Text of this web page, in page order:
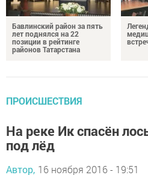
Бавлинский район за пять
лет поднялся на 22
позиции в рейтинге
районов Татарстана
ПРОИСШЕСТВИЯ
На реке Ик спасён
под лёд
Автор, 16 ноября 2016 - 19:51